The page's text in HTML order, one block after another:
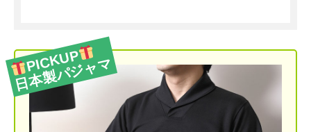
PICKUP
日本製パジャマ